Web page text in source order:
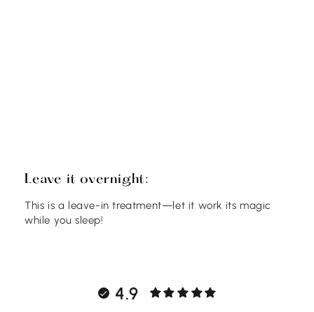
Leave it overnight:
This is a leave-in treatment—let it work its magic
while you sleep!
4.9